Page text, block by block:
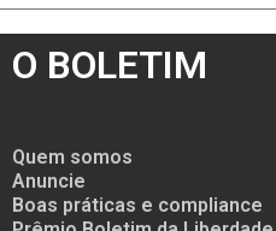
O BOLETIM
Quem somos
Anuncie
Boas práticas e compliance